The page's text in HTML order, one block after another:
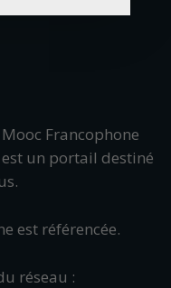
Mooc Francophone
est un portail destiné
est référencée.
réseau :